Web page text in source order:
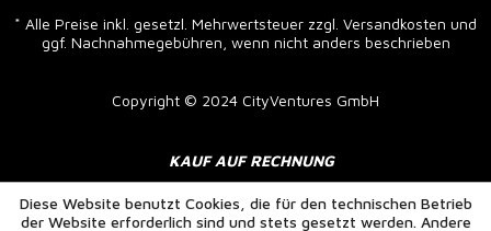
* Alle Preise inkl. gesetzl. Mehrwertsteuer zzgl. Versandkosten und
ggf. Nachnahmegebühren, wenn nicht anders beschrieben
Copyright © 2024 CityVentures GmbH
KAUF AUF RECHNUNG
Diese Website benutzt Cookies, die für den technischen Betrieb
der Website erforderlich sind und stets gesetzt werden. Andere